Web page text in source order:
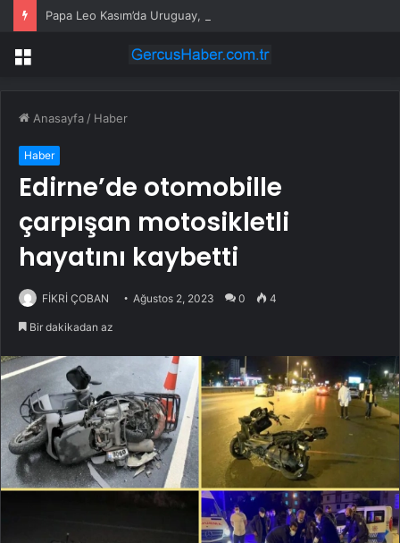
Menü
Anasayfa / Haber
Haber
Edirne’de otomobille
çarpışan motosikletli
hayatını kaybetti
FİKRİ ÇOBAN Ağustos 2, 2023 0 4
Bir dakikadan az